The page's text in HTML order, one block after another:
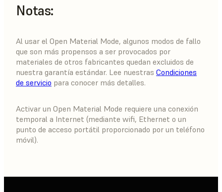
Notas:
Al usar el Open Material Mode, algunos modos de fallo
que son más propensos a ser provocados por
materiales de otros fabricantes quedan excluidos de
nuestra garantía estándar. Lee nuestras Condiciones
de servicio para conocer más detalles.
Activar un Open Material Mode requiere una conexión
temporal a Internet (mediante wifi, Ethernet o un
punto de acceso portátil proporcionado por un teléfono
móvil).